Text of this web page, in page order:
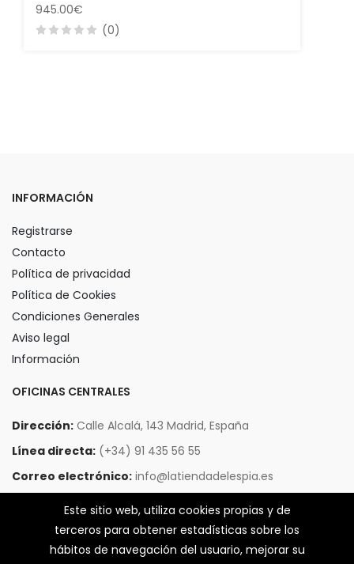
945.00€
(0)
INFORMACIÓN
Registrarse
Contacto
Política de privacidad
Política de Cookies
Condiciones Generales
Aviso legal
Información
OFICINAS CENTRALES
Dirección: Calle Alcalá, 143 Madrid, España
Línea directa: (+34) 91 435 56 55
Correo electrónico: info@latiendadelespia.es
SUSCRÍBETE Y RECIBE UN 10% DE DESCUENTO EN TU PRIMER
Este sitio web, utiliza cookies propias y de
terceros para obtener estadísticas sobre los
hábitos de navegación del usuario, mejorar su